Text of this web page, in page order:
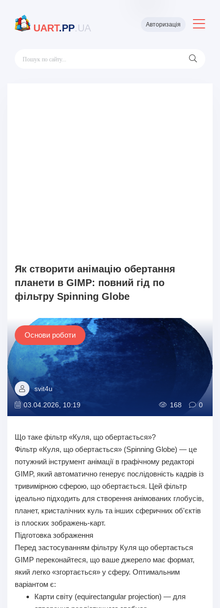
UART.PP.UA Авторизація
Як створити анімацію обертання
планети в GIMP: повний гід по
фільтру Spinning Globe
Основи роботи
svit4u
03.04.2026, 10:19 168 0
Що таке фільтр «Куля, що обертається»?
Фільтр «Куля, що обертається» (Spinning Globe) — це
потужний інструмент анімації в графічному редакторі
GIMP, який автоматично генерує послідовність кадрів із
тривимірною сферою, що обертається. Цей фільтр
ідеально підходить для створення анімованих глобусів,
планет, кристалічних куль та інших сферичних об'єктів
із плоских зображень-карт.
Підготовка зображення
Перед застосуванням фільтру Куля що обертається
GIMP переконайтеся, що ваше джерело має формат,
який легко «згортається» у сферу. Оптимальним
варіантом є:
Карти світу (equirectangular projection) — для